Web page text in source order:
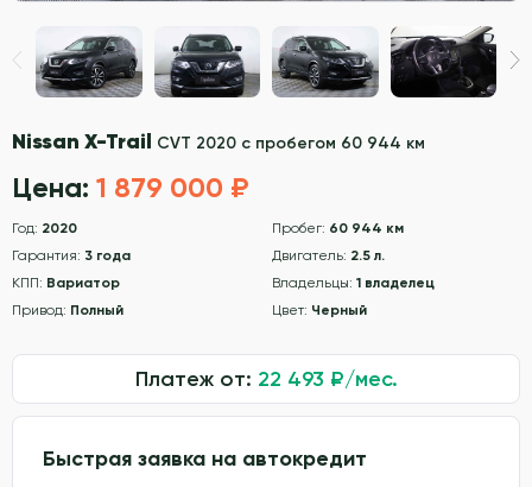
Nissan X-Trail CVT 2020 с пробегом 60 944 км
Цена: 1 879 000 ₽
Год: 2020 Пробег: 60 944 км
Гарантия: 3 года Двигатель: 2.5 л.
КПП: Вариатор Владельцы: 1 владелец
Привод: Полный Цвет: Черный
Платеж от: 22 493 ₽/мес.
Быстрая заявка на автокредит